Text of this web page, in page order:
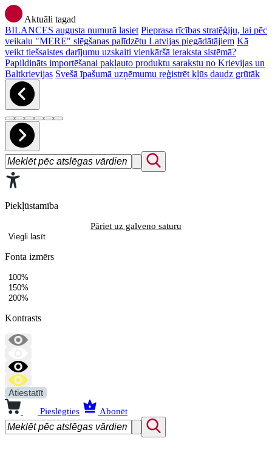
Aktuāli tagad
BILANCES augusta numurā lasiet Pieprasa rīcības stratēģiju, lai pēc
veikalu "MERE" slēgšanas palīdzētu Latvijas piegādātājiem Kā
veikt tiešsaistes darījumu uzskaiti vienkāršā ieraksta sistēmā?
Papildināts importēšanai pakļauto produktu sarakstu no Krievijas un
Baltkrievijas Svešā īpašumā uzņēmumu reģistrēt kļūs daudz grūtāk
Piekļūstamība
Pāriet uz galveno saturu
Viegli lasīt
Fonta izmērs
100%
150%
200%
Kontrasts
Atiestatīt
Pieslēgties Abonēt